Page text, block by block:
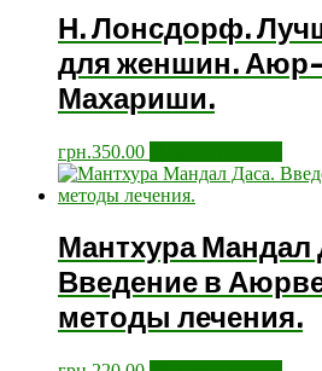
Н. Лонсдорф.
для женшин.
Махариши.
грн.350.00
Мантхура Мандал
Введение в
методы лечения.